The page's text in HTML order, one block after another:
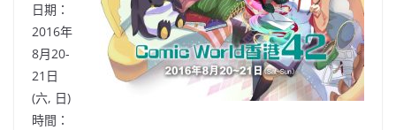
日期：
2016年
8月20-
21日
(六, 日)
時間：